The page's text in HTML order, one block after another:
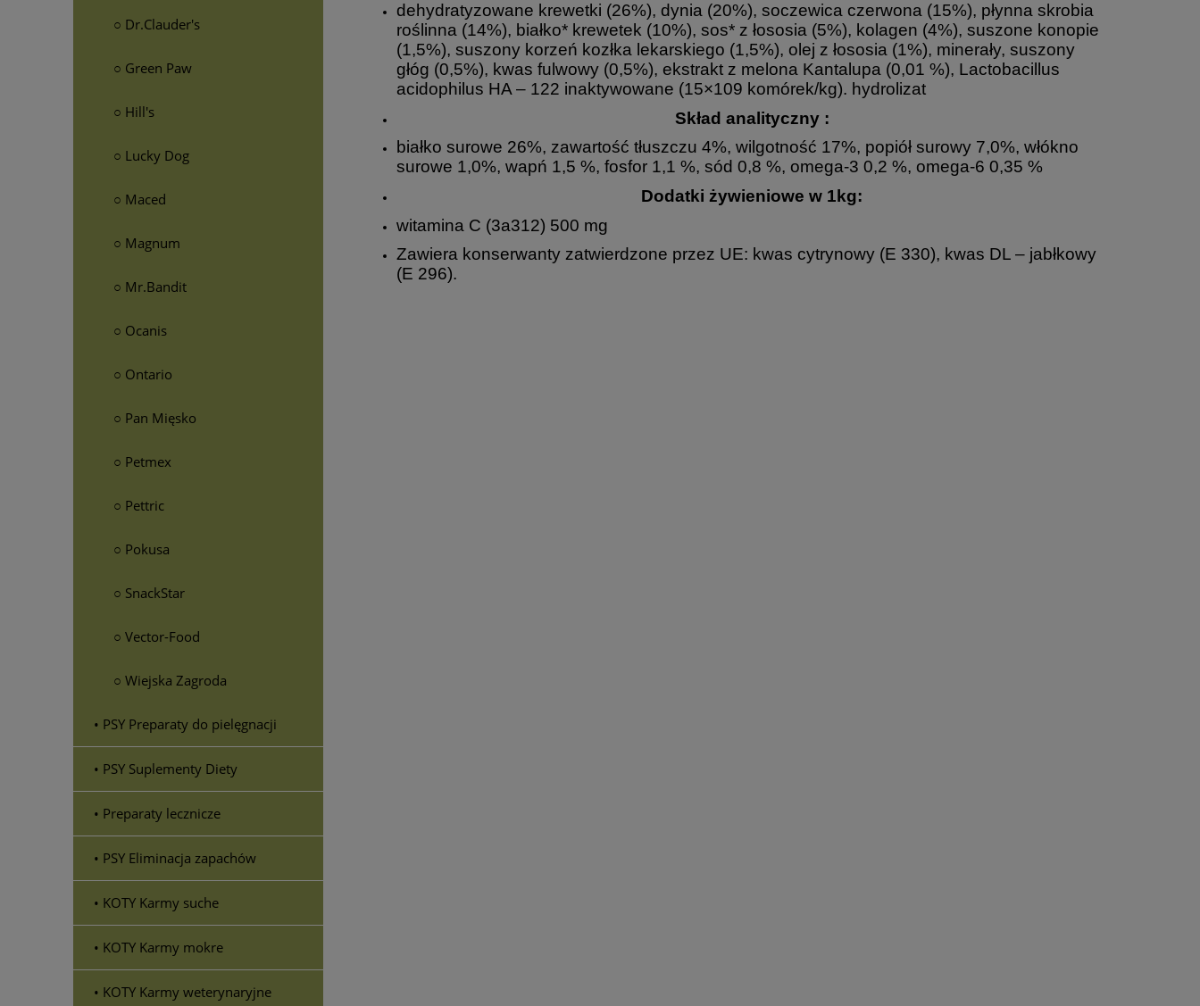
○ Dr.Clauder's
○ Green Paw
○ Hill's
○ Lucky Dog
○ Maced
○ Magnum
○ Mr.Bandit
○ Ocanis
○ Ontario
○ Pan Mięsko
○ Petmex
○ Pettric
○ Pokusa
○ SnackStar
○ Vector-Food
○ Wiejska Zagroda
• PSY Preparaty do pielęgnacji
• PSY Suplementy Diety
• Preparaty lecznicze
• PSY Eliminacja zapachów
• KOTY Karmy suche
• KOTY Karmy mokre
• KOTY Karmy weterynaryjne
dehydratyzowane krewetki (26%), dynia (20%), soczewica czerwona (15%), płynna skrobia
roślinna (14%), białko* krewetek (10%), sos* z łososia (5%), kolagen (4%), suszone konopie
(1,5%), suszony korzeń kozłka lekarskiego (1,5%), olej z łososia (1%), minerały, suszony
głóg (0,5%), kwas fulwowy (0,5%), ekstrakt z melona Kantalupa (0,01 %), Lactobacillus
acidophilus HA – 122 inaktywowane (15×109 komórek/kg). hydrolizat
Skład analityczny :
białko surowe 26%, zawartość tłuszczu 4%, wilgotność 17%, popiół surowy 7,0%, włókno
surowe 1,0%, wapń 1,5 %, fosfor 1,1 %, sód 0,8 %, omega-3 0,2 %, omega-6 0,35 %
Dodatki żywieniowe w 1kg:
witamina C (3a312) 500 mg
Zawiera konserwanty zatwierdzone przez UE: kwas cytrynowy (E 330), kwas DL – jabłkowy
(E 296).